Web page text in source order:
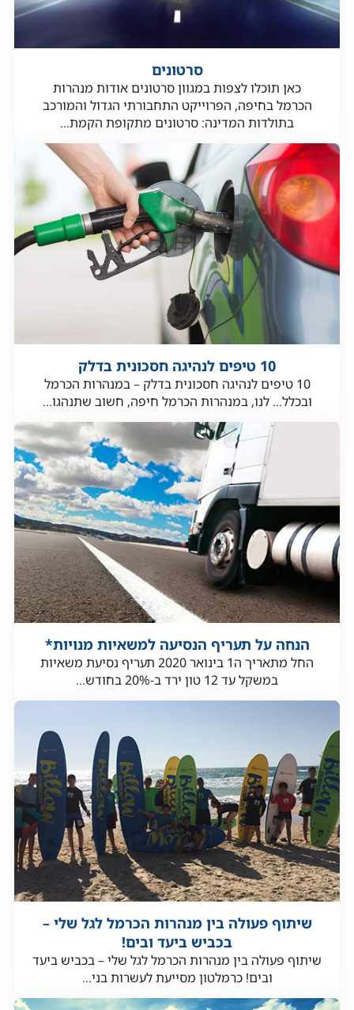
סרטונים
כאן תוכלו לצפות במגוון סרטונים אודות מנהרות
הכרמל בחיפה, הפרוייקט התחבורתי הגדול והמורכב
בתולדות המדינה: סרטונים מתקופת הקמת...
10 טיפים לנהיגה חסכונית בדלק
10 טיפים לנהיגה חסכונית בדלק – במנהרות הכרמל
ובכלל… לנו, במנהרות הכרמל חיפה, חשוב שתנהגו...
הנחה על תעריף הנסיעה למשאיות מנויות*
החל מתאריך ה1 בינואר 2020 תעריף נסיעת משאיות
במשקל עד 12 טון ירד ב-20% בחודש...
שיתוף פעולה בין מנהרות הכרמל לגל שלי –
בכביש ביעד ובים!
שיתוף פעולה בין מנהרות הכרמל לגל שלי – בכביש ביעד
ובים! כרמלטון מסייעת לעשרות בני...